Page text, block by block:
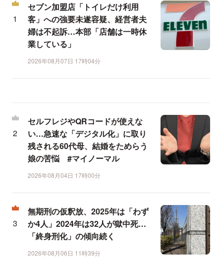
セブン加盟店「トイレだけ利用
客」への強要未遂容疑、経営者夫
婦は不起訴…本部「店舗は一時休
業している」
2026年08月07日 17時04分
セルフレジやQRコードが使えな
い…急速な「デジタル化」に取り
残される60代母、結婚をためらう
娘の苦悩 #マイノーマル
2026年08月04日 17時00分
無期刑の仮釈放、2025年は「わず
か4人」2024年は32人が獄中死…
「終身刑化」の傾向続く
2026年08月06日 11時39分